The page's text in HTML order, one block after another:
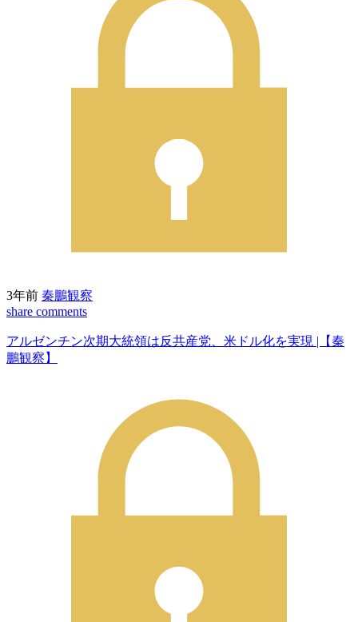
3年前 秦鵬観察
share comments
アルゼンチン次期大統領は反共産党、米ドル化を実現 |【秦
鵬観察】